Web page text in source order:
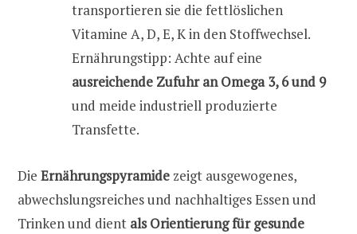
transportieren sie die fettlöslichen
Vitamine A, D, E, K in den Stoffwechsel.
Ernährungstipp: Achte auf eine
ausreichende Zufuhr an Omega 3, 6 und 9
und meide industriell produzierte
Transfette.
Die Ernährungspyramide zeigt ausgewogenes,
abwechslungsreiches und nachhaltiges Essen und
Trinken und dient als Orientierung für gesunde